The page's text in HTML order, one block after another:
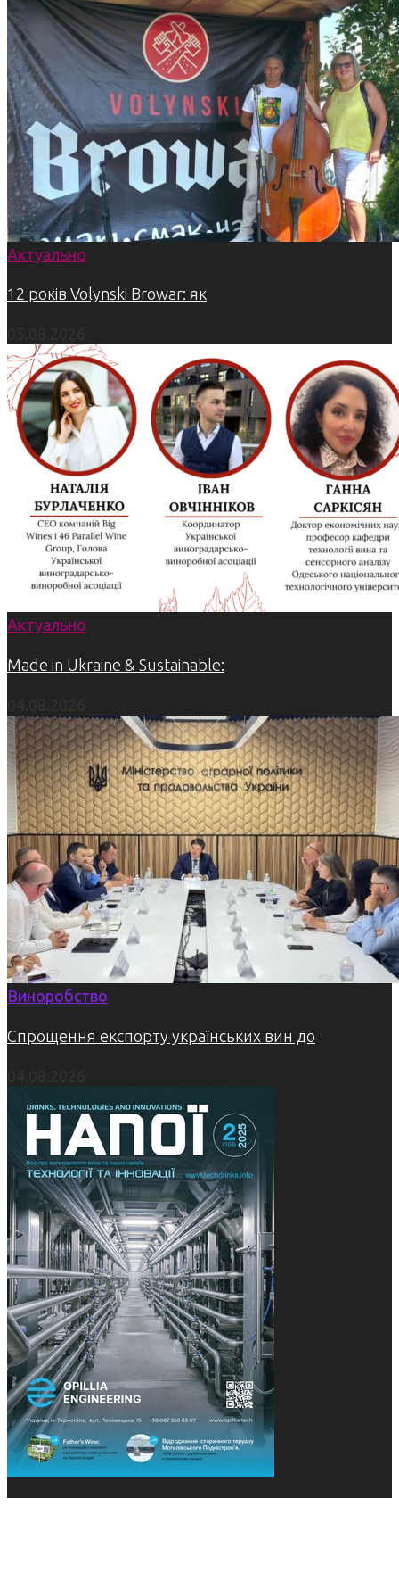
Актуально
12 років Volynski Browar: як
Актуально
Made in Ukraine & Sustainable:
Виноробство
Спрощення експорту українських вин до